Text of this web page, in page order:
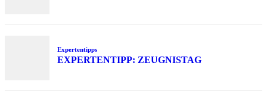
Expertentipps
EXPERTENTIPP: ZEUGNISTAG